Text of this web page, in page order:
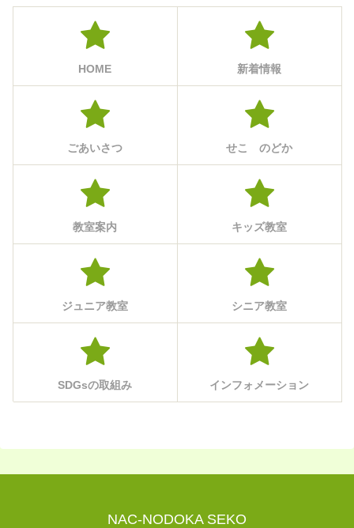
HOME 新着情報
ごあいさつ せこ のどか
教室案内 キッズ教室
ジュニア教室 シニア教室
SDGsの取組み インフォメーション
NAC-NODOKA SEKO